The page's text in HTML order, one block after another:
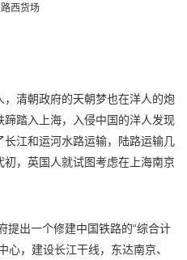
西货场
清朝政府的天朝梦也在洋人的炮
踏入上海，入侵中国的洋人发现
江和运河水路运输，陆路运输几
，英国人就试图考虑在上海南京
提出一个修建中国铁路的“综合计
心，建设长江干线，东达南京、